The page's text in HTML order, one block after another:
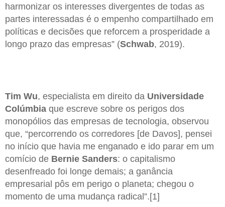
harmonizar os interesses divergentes de todas as
partes interessadas é o empenho compartilhado em
políticas e decisões que reforcem a prosperidade a
longo prazo das empresas” (Schwab, 2019).
Tim Wu, especialista em direito da Universidade
Colúmbia que escreve sobre os perigos dos
monopólios das empresas de tecnologia, observou
que, “percorrendo os corredores [de Davos], pensei
no início que havia me enganado e ido parar em um
comício de Bernie Sanders: o capitalismo
desenfreado foi longe demais; a ganância
empresarial pôs em perigo o planeta; chegou o
momento de uma mudança radical”.[1]